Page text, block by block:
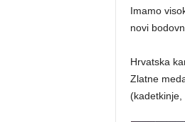
Imamo
novi
Hrvatska
Zlatne
(kadetkinje,